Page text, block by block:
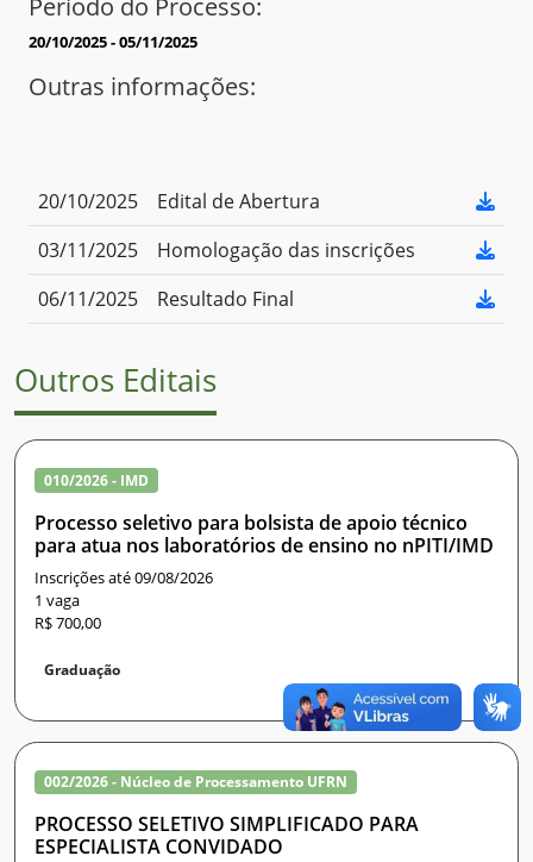
Período do Processo:
20/10/2025 - 05/11/2025
Outras informações:
20/10/2025
Edital de Abertura
03/11/2025
Homologação das inscrições
06/11/2025
Resultado Final
Outros Editais
010/2026 - IMD
Processo seletivo para bolsista de apoio técnico
para atua nos laboratórios de ensino no nPITI/IMD
Inscrições até 09/08/2026
1 vaga
R$ 700,00
Graduação
002/2026 - Núcleo de Processamento UFRN
PROCESSO SELETIVO SIMPLIFICADO PARA
ESPECIALISTA CONVIDADO